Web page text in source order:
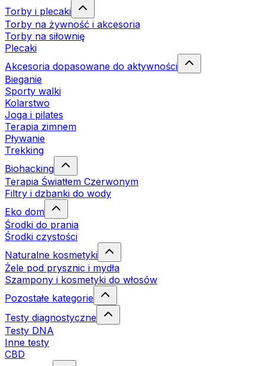
Torby i plecaki
Torby na żywność i akcesoria
Torby na siłownię
Plecaki
Akcesoria dopasowane do aktywności
Bieganie
Sporty walki
Kolarstwo
Joga i pilates
Terapia zimnem
Pływanie
Trekking
Biohacking
Terapia Światłem Czerwonym
Filtry i dzbanki do wody
Eko dom
Środki do prania
Środki czystości
Naturalne kosmetyki
Żele pod prysznic i mydła
Szampony i kosmetyki do włosów
Pozostałe kategorie
Testy diagnostyczne
Testy DNA
Inne testy
CBD